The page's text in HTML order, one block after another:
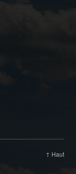
↑ Haut